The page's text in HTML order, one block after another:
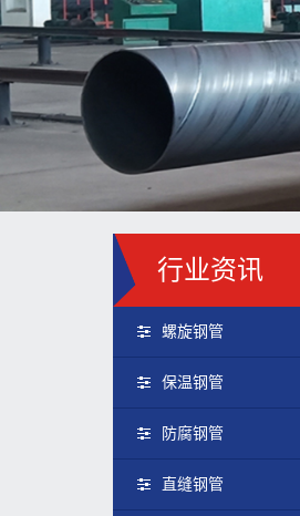
行业资讯
螺旋钢管
保温钢管
防腐钢管
直缝钢管